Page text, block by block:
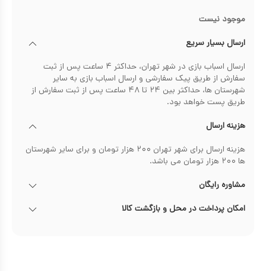
موجود نیست
ارسال بسیار سریع
ارسال اسباب بازی در شهر تهران، حداکثر ۴ ساعت پس از ثبت
سفارش از طریق پیک سفارشی و ارسال اسباب بازی به سایر
شهرستان ها، حداکثر بین ۲۴ تا ۴۸ ساعت پس از ثبت سفارش از
طریق پست خواهد بود.
هزینه ارسال
هزینه ارسال برای شهر تهران ۲۰۰ هزار تومان و برای سایر شهرستان
ها ۲۰۰ هزار تومان می باشد.
مشاوره رایگان
امکان پرداخت در محل و بازگشت کالا